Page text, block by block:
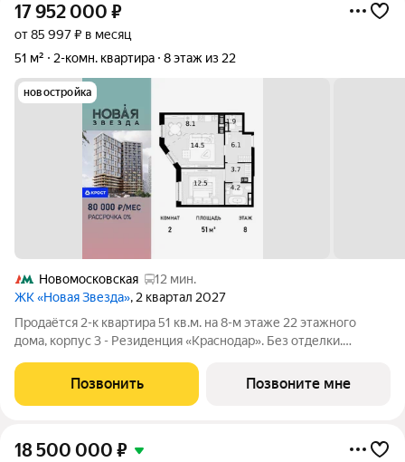
17 952 000 ₽
от 85 997 ₽ в месяц
51 м²
2-комн. квартира 8 этаж из 22
новостройка
Новомосковская
12 мин.
ЖК «Новая Звезда», 2 квартал 2027
Продаётся 2-к квартира 51 кв.м. на 8-м этаже 22 этажного
дома, корпус 3 - Резиденция «Краснодар». Без отделки.
очередью, которая спроектирована как
мультифункциональный кластер. ЖК «Новая Звезда»
Позвонить Позвоните мне
18 500 000 ₽